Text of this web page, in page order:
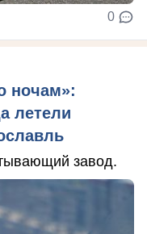
0
ночам»:
летели
завод.